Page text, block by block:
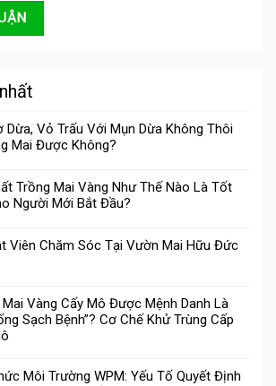
Dừa, Vỏ Trấu Với Mụn Dừa Không Thôi
Mai Được Không?
Trồng Mai Vàng Như Thế Nào Là Tốt
Người Mới Bắt Đầu?
Viên Chăm Sóc Tại Vườn Mai Hữu Đức
Vàng Cấy Mô Được Mệnh Danh Là
Sạch Bệnh”? Cơ Chế Khử Trùng Cấp
Môi Trường WPM: Yếu Tố Quyết Định